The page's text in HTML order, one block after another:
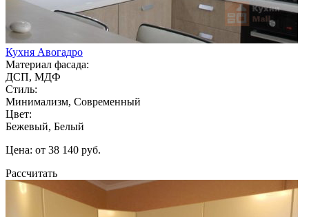
Кухня Авогадро
Материал фасада:
ДСП, МДФ
Стиль:
Минимализм, Современный
Цвет:
Бежевый, Белый
Цена: от 38 140 руб.
Рассчитать